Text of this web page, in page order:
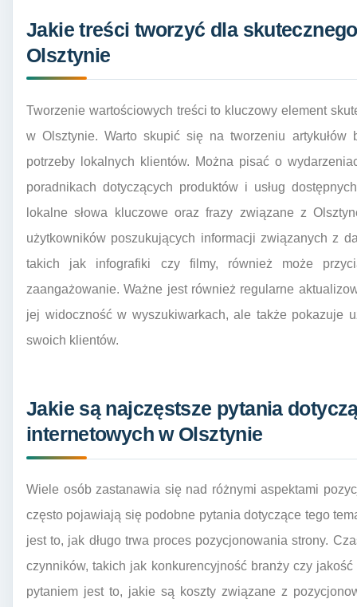
Jakie treści tworzyć dla
Olsztynie
Tworzenie wartościowych treści to kluczowy element
w Olsztynie. Warto skupić się na tworzeniu
potrzeby lokalnych klientów. Można pisać o
poradnikach dotyczących produktów i usług
lokalne słowa kluczowe oraz frazy związane z
użytkowników poszukujących informacji związanych z
takich jak infografiki czy filmy, również może
zaangażowanie. Ważne jest również regularne
jej widoczność w wyszukiwarkach, ale także pokazuje
swoich klientów.
Jakie są najczęstsze pytania
internetowych w Olsztynie
Wiele osób zastanawia się nad różnymi aspektami
często pojawiają się podobne pytania dotyczące tego
jest to, jak długo trwa proces pozycjonowania strony.
czynników, takich jak konkurencyjność branży czy
pytaniem jest to, jakie są koszty związane z